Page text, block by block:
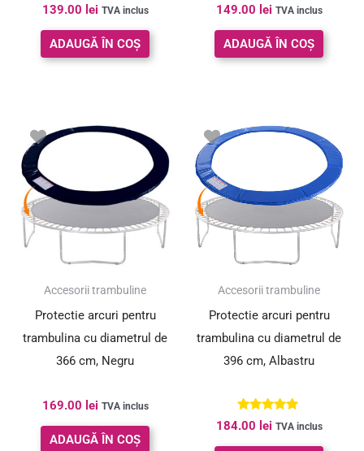
Evaluat la
5.00
din 5
139.00 lei TVA inclus
ADAUGĂ ÎN COȘ
Evaluat la
5.00
din 5
149.00 lei TVA inclus
ADAUGĂ ÎN COȘ
Accesorii trambuline
Protectie arcuri pentru
trambulina cu diametrul de
366 cm, Negru
169.00 lei TVA inclus
ADAUGĂ ÎN COȘ
Accesorii trambuline
Protectie arcuri pentru
trambulina cu diametrul de
396 cm, Albastru
Evaluat la
5.00
din 5
184.00 lei TVA inclus